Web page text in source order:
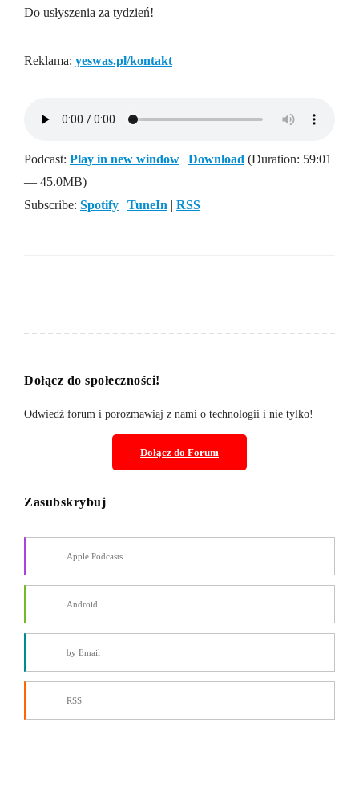
Do usłyszenia za tydzień!
Reklama: yeswas.pl/kontakt
Podcast: Play in new window | Download (Duration: 59:01
— 45.0MB)
Subscribe: Spotify | TuneIn | RSS
Dołącz do społeczności!
Odwiedź forum i porozmawiaj z nami o technologii i nie tylko!
Dołącz do Forum
Zasubskrybuj
Apple Podcasts
Android
by Email
RSS